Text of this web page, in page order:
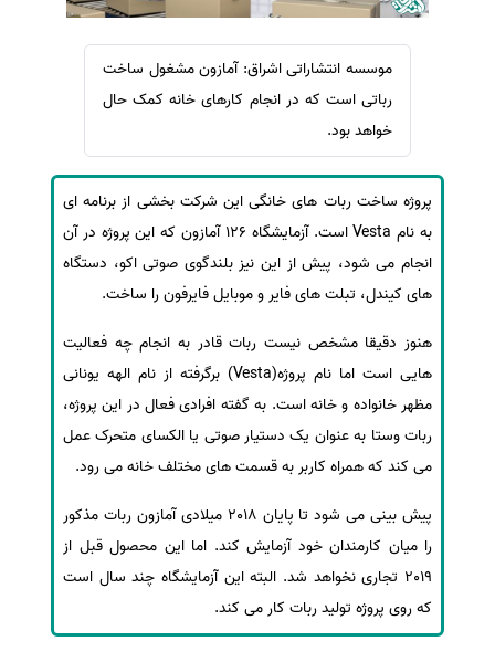
ترجمه عربی به فارسی
مشاهده همه زبان ها
سفارش ویرایش
سفارش پارافریز
سفارش فرمت‌بندی
سفارش کاهش کمیت
سفارش معرفی مقاله
سفارش معرفی کتاب
سفارش چکیده مبسوط
سفارش ترجمه مولتی‌مدیا
سفارش گویندگی
سفارش تولید محتوا
سفارش ترجمه همزمان
سفارش چکیده گرافیکی
سفارش انگیزه‌نامه‌SOP
موسسه انتشاراتی اشراق: آمازون مشغول ساخت
رباتی است که در انجام کارهای خانه کمک حال
خواهد بود.
پروژه ساخت ربات های خانگی این شرکت بخشی از برنامه ای
به نام Vesta است. آزمایشگاه 126 آمازون که این پروژه در آن
انجام می شود، پیش از این نیز بلندگوی صوتی اکو، دستگاه
های کیندل، تبلت های فایر و موبایل فایرفون را ساخت.
هنوز دقیقا مشخص نیست ربات قادر به انجام چه فعالیت
هایی است اما نام پروژه(Vesta) برگرفته از نام الهه یونانی
مظهر خانواده و خانه است. به گفته افرادی فعال در این پروژه،
ربات وستا به عنوان یک دستیار صوتی یا الکسای متحرک عمل
می کند که همراه کاربر به قسمت های مختلف خانه می رود.
پیش بینی می شود تا پایان 2018 میلادی آمازون ربات مذکور
را میان کارمندان خود آزمایش کند. اما این محصول قبل از
2019 تجاری نخواهد شد. البته این آزمایشگاه چند سال است
که روی پروژه تولید ربات کار می کند.